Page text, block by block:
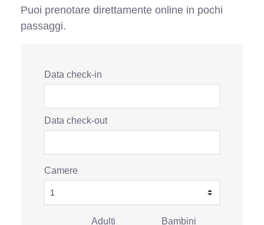
Puoi prenotare direttamente online in pochi
passaggi.
Data check-in
Data check-out
Camere
Adulti Bambini